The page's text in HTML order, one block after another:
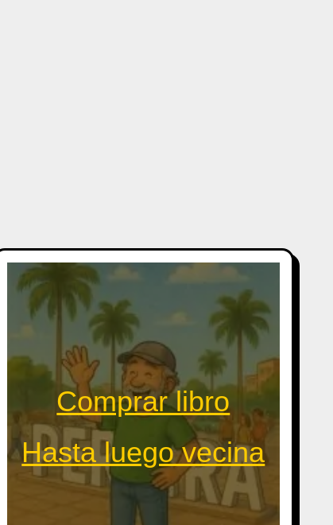
Comprar libro
Hasta luego vecina